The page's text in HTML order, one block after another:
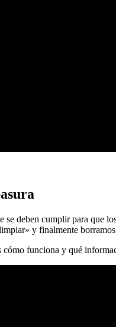
se deben cumplir para
y finalmente
funciona y qué